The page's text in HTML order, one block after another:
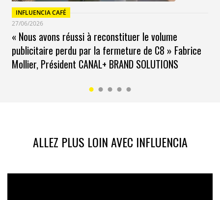
INFLUENCIA CAFÉ
27/06/2026
« Nous avons réussi à reconstituer le volume
publicitaire perdu par la fermeture de C8 » Fabrice
Mollier, Président CANAL+ BRAND SOLUTIONS
ALLEZ PLUS LOIN AVEC INFLUENCIA